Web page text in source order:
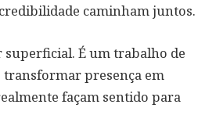
caminham juntos.
superficial. É um trabalho de
transformar presença em
façam sentido para